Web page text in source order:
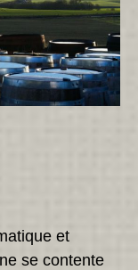
et
se contente